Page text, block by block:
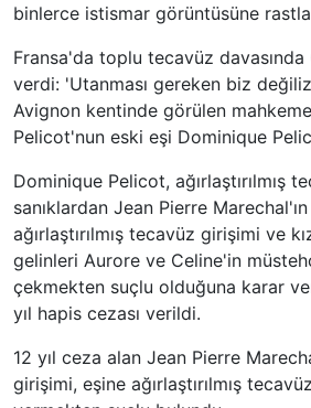
binlerce istismar görüntüsüne
Fransa'da toplu tecavüz
verdi: 'Utanması gereken biz
Avignon kentinde görülen
Pelicot'nun eski eşi Dominique
Dominique Pelicot, ağırlaştırılmış
sanıklardan Jean Pierre
ağırlaştırılmış tecavüz girişimi ve
gelinleri Aurore ve Celine'in
çekmekten suçlu olduğuna karar
yıl hapis cezası verildi.
12 yıl ceza alan Jean Pierre
girişimi, eşine ağırlaştırılmış